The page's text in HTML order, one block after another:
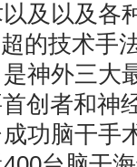
及以及各
的技术手
神外三大
创者和神
功脑干手